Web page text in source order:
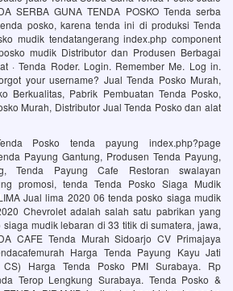
SERBA GUNA TENDA POSKO Tenda serba
posko, karena tenda ini di produksi Tenda
mudik tendatangerang index.php component
mudik Distributor dan Produsen Berbagai
· Tenda Roder. Login. Remember Me. Log in.
your username? Jual Tenda Posko Murah,
Berkualitas, Pabrik Pembuatan Tenda Posko,
Murah, Distributor Jual Tenda Posko dan alat
Posko tenda payung index.php?page
Payung Gantung, Produsen Tenda Payung,
Tenda Payung Cafe Restoran swalayan
promosi, tenda Tenda Posko Siaga Mudik
Jual lima 2020 06 tenda posko siaga mudik
Chevrolet adalah salah satu pabrikan yang
mudik lebaran di 33 titik di sumatera, jawa,
CAFE Tenda Murah Sidoarjo CV Primajaya
Harga Tenda Payung Kayu Jati
Harga Tenda Posko PMI Surabaya. Rp
Terop Lengkung Surabaya. Tenda Posko &